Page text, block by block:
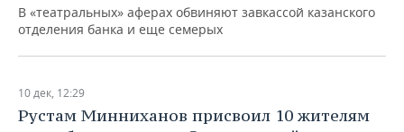
В «театральных» аферах обвиняют завкассой казанского
отделения банка и еще семерых
10 дек, 12:29
Рустам Минниханов присвоил 10 жителям